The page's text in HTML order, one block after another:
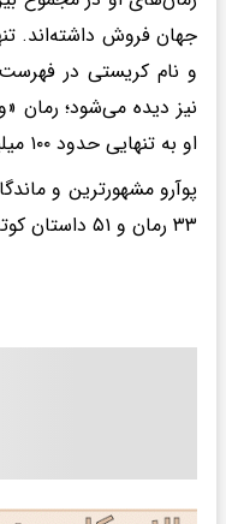
جهان فروش داشته‌اند.
و نام کریستی در
او به تنهایی حدود ۱۰۰ میلیون نسخه فروخته است.
پوآرو مشهورترین و
۳۳ رمان و ۵۱ داستان کوتاه او حضور دارد.